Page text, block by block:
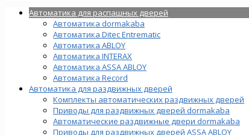
Автоматика для распашных дверей
Автоматика dormakaba
Автоматика Ditec Entrematic
Автоматика ABLOY
Автоматика INTERAX
Автоматика ASSA ABLOY
Автоматика Record
Автоматика для раздвижных дверей
Комплекты автоматических раздвижных дверей
Приводы для раздвижных дверей dormakaba
Автоматические раздвижные двери dormakaba
Приводы для раздвижных дверей ASSA ABLOY